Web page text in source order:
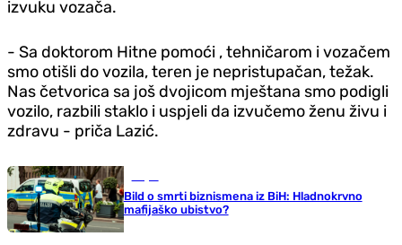
izvuku vozača.
- Sa doktorom Hitne pomoći , tehničarom i vozačem
smo otišli do vozila, teren je nepristupačan, težak.
Nas četvorica sa još dvojicom mještana smo podigli
vozilo, razbili staklo i uspjeli da izvučemo ženu živu i
zdravu - priča Lazić.
Bild o smrti biznismena iz BiH: Hladnokrvno
mafijaško ubistvo?